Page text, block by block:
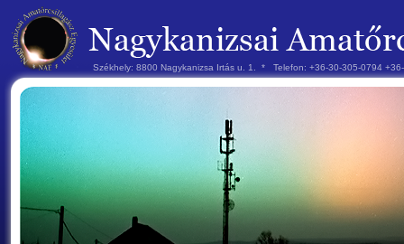
Székhely: 8800 Nagykanizsa Irtás u. 1. * Telefon: +36-30-305-0794